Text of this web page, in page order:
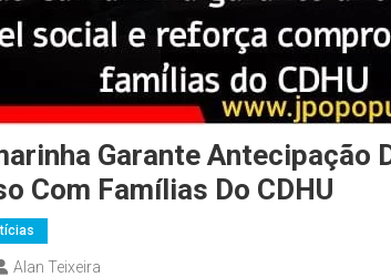
Garante Antecipação
Com Famílias Do CDHU
Alan Teixeira